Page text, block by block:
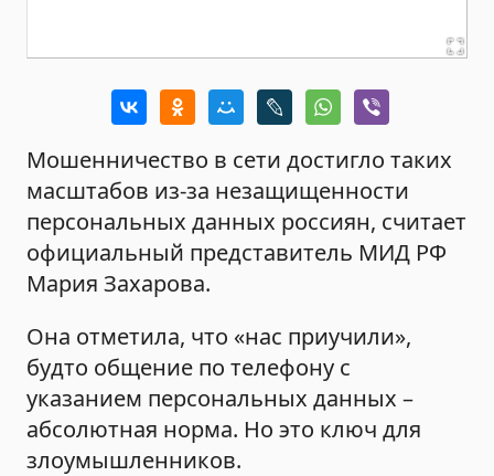
Мошенничество в сети достигло таких
масштабов из-за незащищенности
персональных данных россиян, считает
официальный представитель МИД РФ
Мария Захарова.
Она отметила, что «нас приучили»,
будто общение по телефону с
указанием персональных данных –
абсолютная норма. Но это ключ для
злоумышленников.